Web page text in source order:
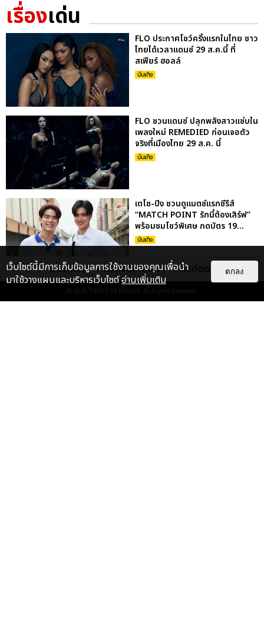
เรื่องเด่น
FLO ประกาศโชว์ครั้งแรกในไทย ชาว
ไทยได้เวลาแดนซ์ 29 ส.ค.นี้ ที่
สเฟียร์ ฮอลล์
บันเทิง
FLO ชวนแดนซ์ ปลุกพลังสาวแซ่บใน
เพลงใหม่ REMEDIED ก่อนเจอตัว
จริงที่เมืองไทย 29 ส.ค. นี้
บันเทิง
เตโช-ปิง ชวนดูแมตซ์แรกซีรีส์
“MATCH POINT รักนี้ต้องเสิร์ฟ”
พร้อมชมโชว์พิเศษ กดบัตร 19...
บันเทิง
“สกาย-นานิ” เสิร์ฟความพิเศษกับ
เกี่ยวกับเรา ติดต่อลงโฆษณา ติดต่อเรา
© 2026 THAITICKETMAJOR All Rights Reserved.
เว็บไซต์นี้มีการเก็บข้อมูลการใช้งานของคุณเพื่อนำ
มาใช้วางแผนและบริหารเว็บไซต์อ่านเพิ่มเติม
ตกลง